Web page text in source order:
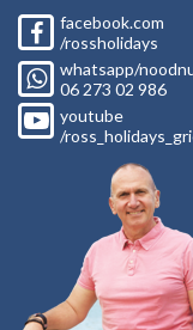
facebook.com
/rossholidays
whatsapp/
06 273 02 986
youtube
/